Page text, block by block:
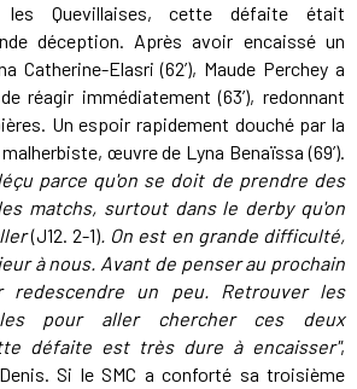
les Quevillaises, cette défaite était
déception. Après avoir encaissé un
Catherine-Elasri (62’), Maude Perchey a
réagir immédiatement (63’), redonnant
Un espoir rapidement douché par la
œuvre de Lyna Benaïssa (69’).
parce qu'on se doit de prendre des
matchs, surtout dans le derby qu'on
(J12. 2-1). On est en grande difficulté,
à nous. Avant de penser au prochain
un peu. Retrouver les
pour aller chercher ces deux
défaite est très dure à encaisser",
Si le SMC a conforté sa troisième